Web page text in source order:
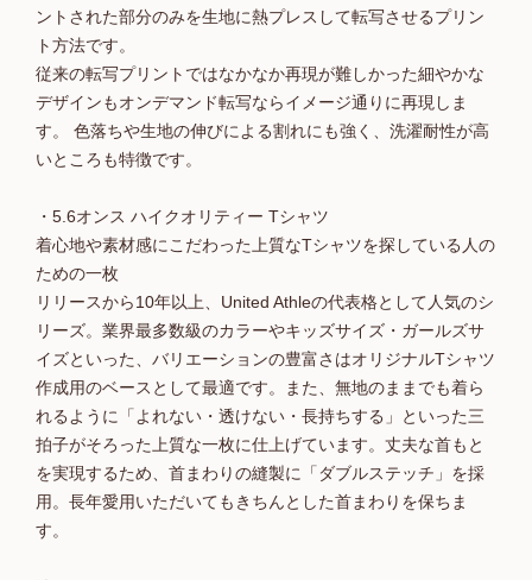
ントされた部分のみを生地に熱プレスして転写させるプリン
ト方法です。
従来の転写プリントではなかなか再現が難しかった細やかな
デザインもオンデマンド転写ならイメージ通りに再現しま
す。 色落ちや生地の伸びによる割れにも強く、洗濯耐性が高
いところも特徴です。
・5.6オンス ハイクオリティー Tシャツ
着心地や素材感にこだわった上質なTシャツを探している人の
ための一枚
リリースから10年以上、United Athleの代表格として人気のシ
リーズ。業界最多数級のカラーやキッズサイズ・ガールズサ
イズといった、バリエーションの豊富さはオリジナルTシャツ
作成用のベースとして最適です。また、無地のままでも着ら
れるように「よれない・透けない・長持ちする」といった三
拍子がそろった上質な一枚に仕上げています。丈夫な首もと
を実現するため、首まわりの縫製に「ダブルステッチ」を採
用。長年愛用いただいてもきちんとした首まわりを保ちま
す。